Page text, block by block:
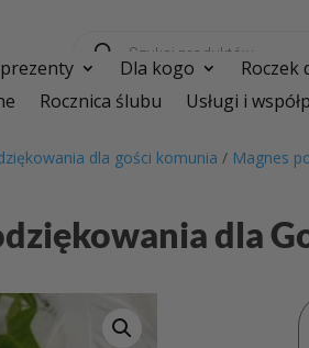
produktów
Dla kogo Roczek
Rocznica ślubu Usługi i
dla gości komunia / Magnes
dla